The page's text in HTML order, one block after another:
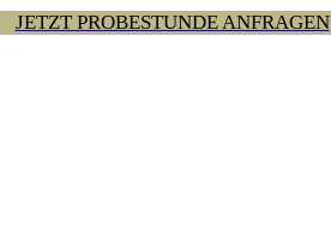
JETZT PROBESTUNDE ANFRAGEN